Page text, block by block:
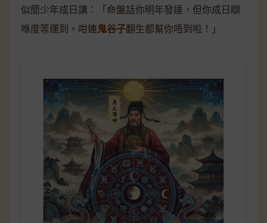
似簡少年成日講：「命盤話你明年發達，但你成日瞓
喺度等運到，咁連鬼谷子翻生都幫你唔到啦！」